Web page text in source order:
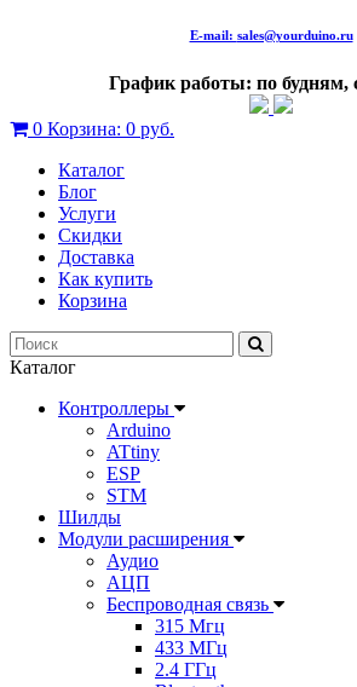
E-mail: sales@yourduino.ru
График работы: по будням,
0 Корзина: 0 руб.
Каталог
Блог
Услуги
Скидки
Доставка
Как купить
Корзина
Каталог
Контроллеры
Arduino
ATtiny
ESP
STM
Шилды
Модули расширения
Аудио
АЦП
Беспроводная связь
315 Мгц
433 МГц
2.4 ГГц